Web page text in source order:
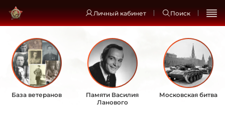
Личный кабинет Поиск
База ветеранов
Памяти Василия
Ланового
Московская битва